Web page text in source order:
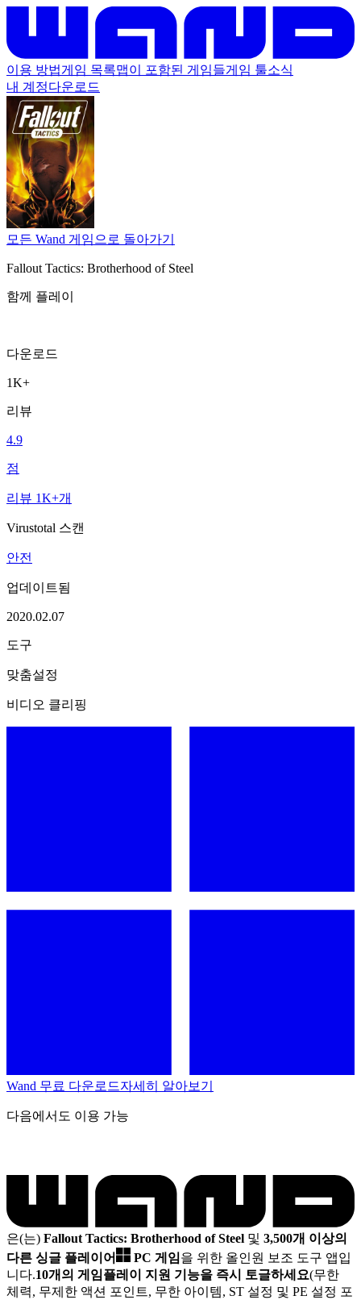
이용 방법게임 목록맵이 포함된 게임들게임 툴소식
내 계정다운로드
모든 Wand 게임으로 돌아가기
Fallout Tactics: Brotherhood of Steel
함께 플레이
다운로드
1K+
리뷰
4.9
점
리뷰 1K+개
Virustotal 스캔
안전
업데이트됨
2020.02.07
도구
맞춤설정
비디오 클리핑
Wand 무료 다운로드자세히 알아보기
다음에서도 이용 가능
은(는) Fallout Tactics: Brotherhood of Steel 및 3,500개 이상의
다른 싱글 플레이어
PC 게임을 위한 올인원 보조 도구 앱입
니다.10개의 게임플레이 지원 기능을 즉시 토글하세요(무한
체력, 무제한 액션 포인트, 무한 아이템, ST 설정 및 PE 설정 포